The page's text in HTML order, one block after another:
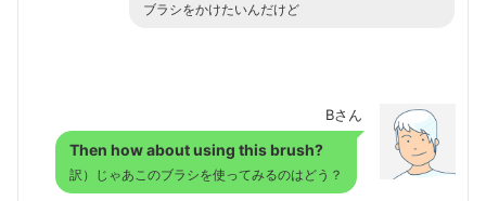
ブラシをかけたいんだけど
Bさん
Then how about using this brush?
訳）じゃあこのブラシを使ってみるのはどう？